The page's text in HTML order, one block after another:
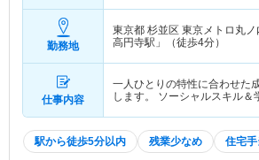
勤務地
東京都 杉並区 東京メトロ丸
高円寺駅」（徒歩4分）
仕事内容
一人ひとりの特性に合わせた
します。 ソーシャルスキル
駅から徒歩5分以内 残業少なめ 住宅